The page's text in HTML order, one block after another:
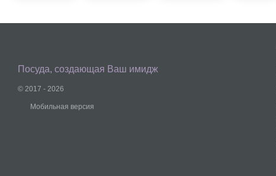
Посуда, создающая Ваш имидж
© 2017 - 2026
Мобильная версия